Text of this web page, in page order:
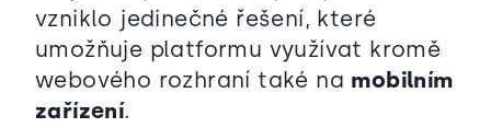
vzniklo jedinečné řešení, které
umožňuje platformu využívat kromě
webového rozhraní také na mobilním
zařízení.